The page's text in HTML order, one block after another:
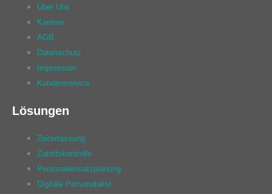
Über Uns
Karriere
AGB
Datenschutz
Impressum
Kundenservice
Lösungen
Zeiterfassung
Zutrittskontrolle
Personaleinsatzplanung
Digitale Personalakte